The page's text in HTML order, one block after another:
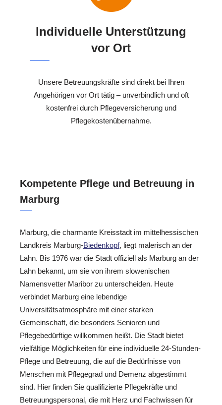
Individuelle Unterstützung
vor Ort
Unsere Betreuungskräfte sind direkt bei Ihren
Angehörigen vor Ort tätig – unverbindlich und oft
kostenfrei durch Pflegeversicherung und
Pflegekostenübernahme.
Kompetente Pflege und Betreuung in
Marburg
Marburg, die charmante Kreisstadt im mittelhessischen
Landkreis Marburg-Biedenkopf, liegt malerisch an der
Lahn. Bis 1976 war die Stadt offiziell als Marburg an der
Lahn bekannt, um sie von ihrem slowenischen
Namensvetter Maribor zu unterscheiden. Heute
verbindet Marburg eine lebendige
Universitätsatmosphäre mit einer starken
Gemeinschaft, die besonders Senioren und
Pflegebedürftige willkommen heißt. Die Stadt bietet
vielfältige Möglichkeiten für eine individuelle 24-Stunden-
Pflege und Betreuung, die auf die Bedürfnisse von
Menschen mit Pflegegrad und Demenz abgestimmt
sind. Hier finden Sie qualifizierte Pflegekräfte und
Betreuungspersonal, die mit Herz und Fachwissen für